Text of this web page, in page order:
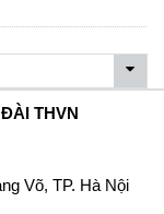
THVN
Võ, TP. Hà Nội